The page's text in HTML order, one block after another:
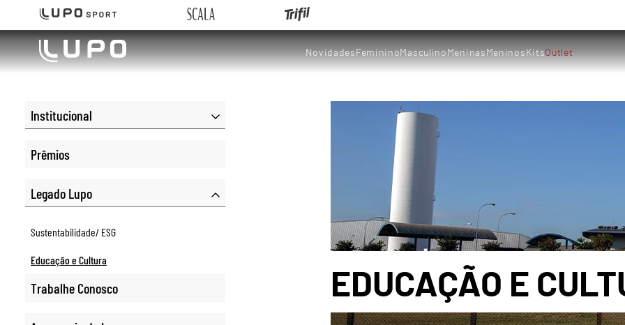
NovidadesFemininoMasculinoMeninasMeninosKitsOutlet
Institucional
Prêmios
Legado Lupo
Sustentabilidade/ ESG
Educação e Cultura
Trabalhe Conosco EDUCAÇÃO E